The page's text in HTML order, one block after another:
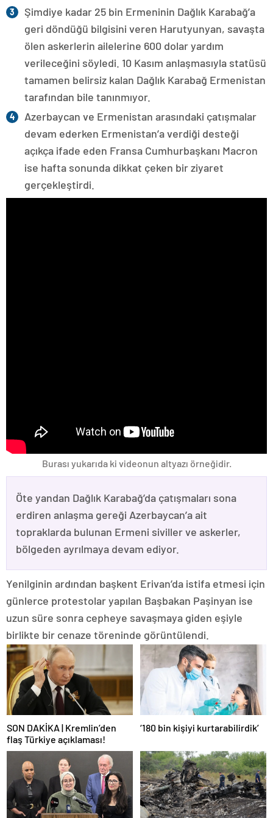
Şimdiye kadar 25 bin Ermeninin Dağlık Karabağ’a
geri döndüğü bilgisini veren Harutyunyan, savaşta
ölen askerlerin ailelerine 600 dolar yardım
verileceğini söyledi. 10 Kasım anlaşmasıyla statüsü
tamamen belirsiz kalan Dağlık Karabağ Ermenistan
tarafından bile tanınmıyor.
Azerbaycan ve Ermenistan arasındaki çatışmalar
devam ederken Ermenistan’a verdiği desteği
açıkça ifade eden Fransa Cumhurbaşkanı Macron
ise hafta sonunda dikkat çeken bir ziyaret
gerçekleştirdi.
Burası yukarıda ki videonun altyazı örneğidir.
Öte yandan Dağlık Karabağ’da çatışmaları sona
erdiren anlaşma gereği Azerbaycan’a ait
topraklarda bulunan Ermeni siviller ve askerler,
bölgeden ayrılmaya devam ediyor.
Yenilginin ardından başkent Erivan’da istifa etmesi için
günlerce protestolar yapılan Başbakan Paşinyan ise
uzun süre sonra cepheye savaşmaya giden eşiyle
birlikte bir cenaze töreninde görüntülendi.
SON DAKİKA | Kremlin’den
flaş Türkiye açıklaması!
‘180 bin kişiyi kurtarabilirdik’